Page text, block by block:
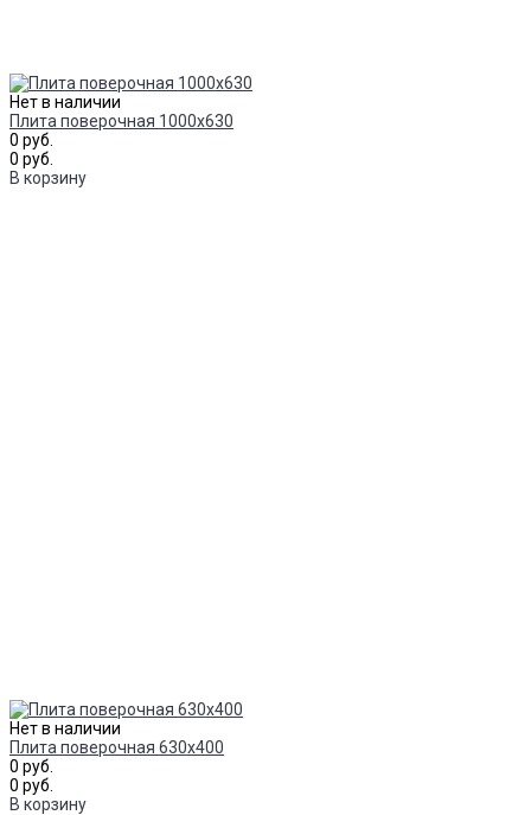
Нет в наличии
Плита поверочная 1000х630
0 руб.
0 руб.
В корзину
Нет в наличии
Плита поверочная 630х400
0 руб.
0 руб.
В корзину